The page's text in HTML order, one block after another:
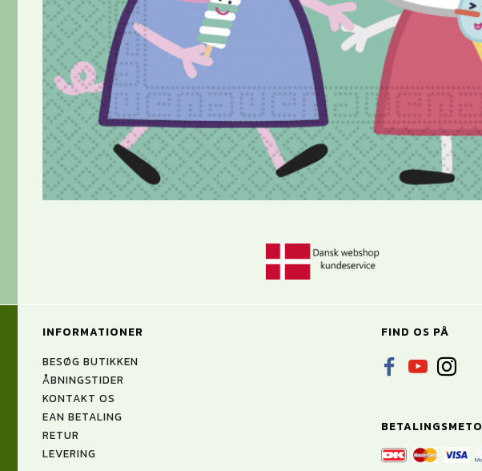
INFORMATIONER
BESØG BUTIKKEN
ÅBNINGSTIDER
KONTAKT OS
EAN BETALING
RETUR
LEVERING
FIND OS PÅ